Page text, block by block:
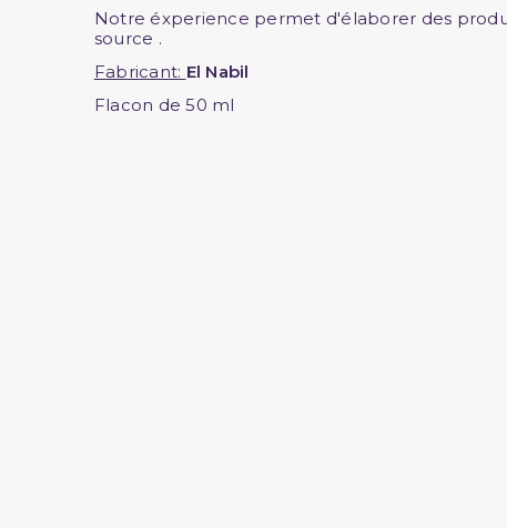
Notre éxperience permet d'élaborer des
source .
Fabricant: El Nabil
Flacon de 50 ml